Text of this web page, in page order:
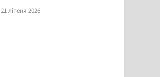
21 ліпеня 2026